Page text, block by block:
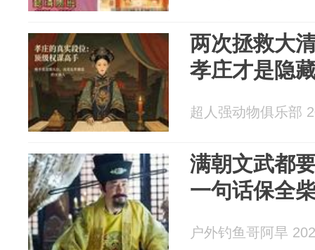
两次拯救大
孝庄才是隐
超人强动物俱乐部
满朝文武都
一句话保全
户外钓鱼哥阿旱